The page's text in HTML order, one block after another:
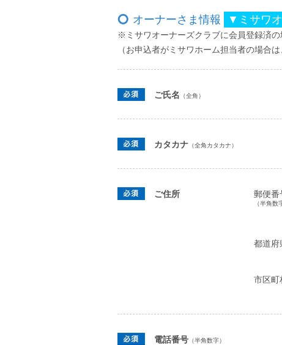
オーナーさま情報 ▼ミサワ
※ミサワオーナーズクラブに会員登録済の
（お申込者がミサワホーム担当者の場合
ご氏名 （全角）
カタカナ （全角カタカナ）
ご住所 郵便番
（半角数
都道府
市区町
電話番号 （半角数字）